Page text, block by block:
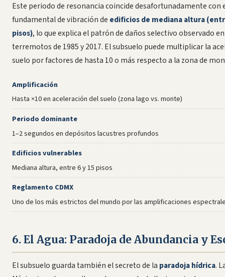
Este periodo de resonancia coincide desafortunadamente con
fundamental de vibración de edificios de mediana altura
pisos), lo que explica el patrón de daños selectivo observado
terremotos de 1985 y 2017. El subsuelo puede multiplicar la
suelo por factores de hasta 10 o más respecto a la zona de
Amplificación
Hasta ×10 en aceleración del suelo (zona lago vs. monte)
Periodo dominante
1–2 segundos en depósitos lacustres profundos
Edificios vulnerables
Mediana altura, entre 6 y 15 pisos
Reglamento CDMX
Uno de los más estrictos del mundo por las amplificaciones
6. El Agua: Paradoja de Abundancia y
El subsuelo guarda también el secreto de la paradoja hídrica.